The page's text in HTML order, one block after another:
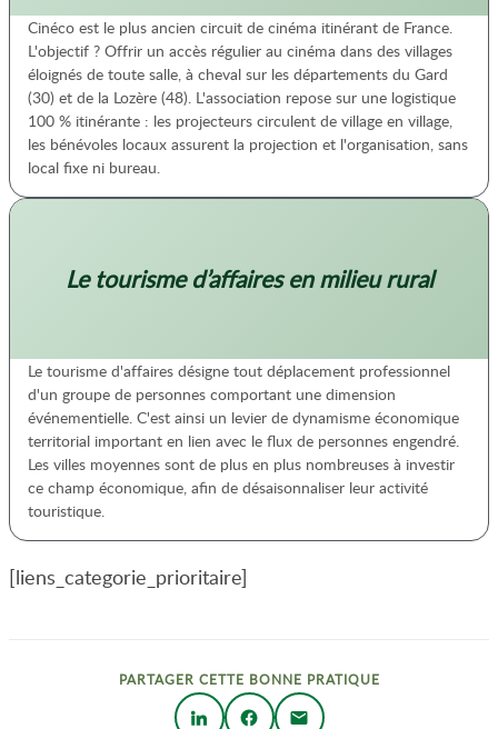
Cinéco est le plus ancien circuit de cinéma itinérant de France.
L'objectif ? Offrir un accès régulier au cinéma dans des villages
éloignés de toute salle, à cheval sur les départements du Gard
(30) et de la Lozère (48). L'association repose sur une logistique
100 % itinérante : les projecteurs circulent de village en village,
les bénévoles locaux assurent la projection et l'organisation, sans
local fixe ni bureau.
Le tourisme d’affaires en milieu rural
Le tourisme d'affaires désigne tout déplacement professionnel
d'un groupe de personnes comportant une dimension
événementielle. C'est ainsi un levier de dynamisme économique
territorial important en lien avec le flux de personnes engendré.
Les villes moyennes sont de plus en plus nombreuses à investir
ce champ économique, afin de désaisonnaliser leur activité
touristique.
[liens_categorie_prioritaire]
PARTAGER CETTE BONNE PRATIQUE